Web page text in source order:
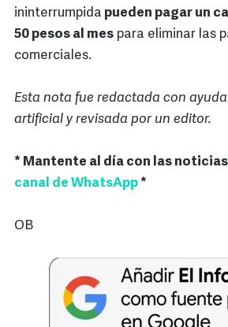
ininterrumpida pueden pagar un
50 pesos al mes para eliminar las
comerciales.
Esta nota fue redactada con
artificial y revisada por un editor.
* Mantente al día con las
canal de WhatsApp*
OB